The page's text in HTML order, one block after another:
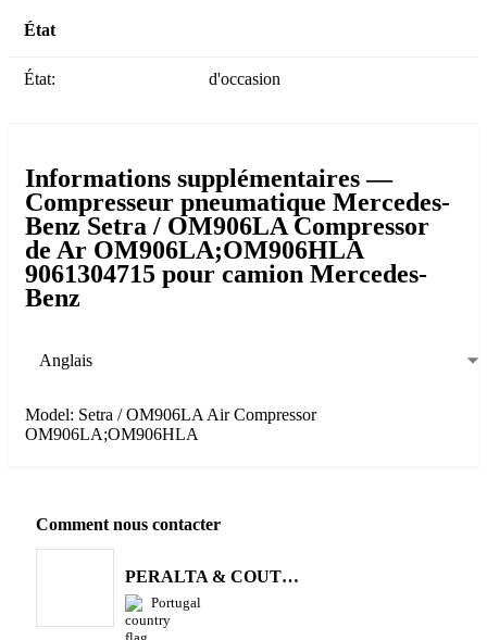
État
État: d'occasion
Informations supplémentaires —
Compresseur pneumatique Mercedes-
Benz Setra / OM906LA Compressor
de Ar OM906LA;OM906HLA
9061304715 pour camion Mercedes-
Benz
Anglais
Model: Setra / OM906LA Air Compressor
OM906LA;OM906HLA
Comment nous contacter
PERALTA & COUTINHO S.A.
Portugal